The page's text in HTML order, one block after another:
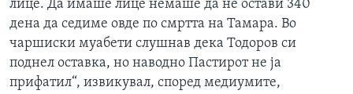
лице. Да имаше лице немаше да не остави 340
дена да седиме овде по смртта на Тамара. Во
чаршиски муабети слушнав дека Тодоров си
поднел оставка, но наводно Пастирот не ја
прифатил“, извикувал, според медиумите,